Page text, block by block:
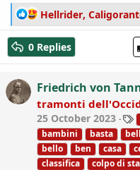
R
e
a
c
t
i
o
n
s
Hellrider,
0 Replies
Friedrich von
tramonti
25 October 2023
T
a
g
s
bambini
basta
bello
ben casa
classifica
colpo di